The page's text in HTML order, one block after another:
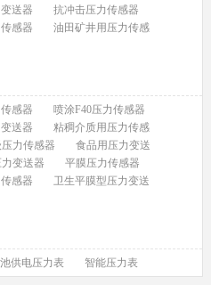
送器
抗冲击压力传感器
感器
油田矿井用压力传感
感器
喷涂F40压力传感器
送器
粘稠介质用压力传感
力传感器
食品用压力变送
变送器
平膜压力传感器
感器
卫生平膜型压力变送
供电压力表 智能压力表